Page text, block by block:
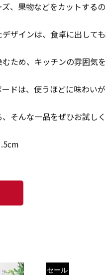
、果物などをカットするの
ザインは、食卓に出して
ため、キッチンの雰囲気
ドは、使うほどに味わい
そんな一品をぜひお試しく
セール